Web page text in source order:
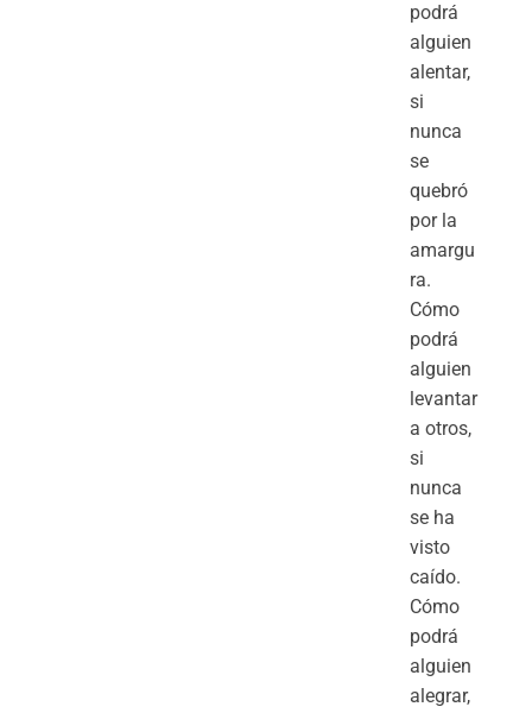
podrá
alguien
alentar,
si
nunca
se
quebró
por la
amargu
ra.
Cómo
podrá
alguien
levantar
a otros,
si
nunca
se ha
visto
caído.
Cómo
podrá
alguien
alegrar,